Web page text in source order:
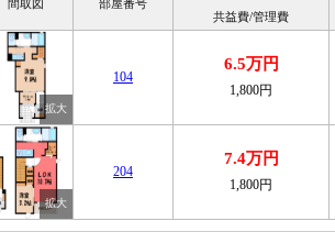
間取図
部屋番号
共益費/管理費
104
6.5万円
1,800円
204
7.4万円
1,800円